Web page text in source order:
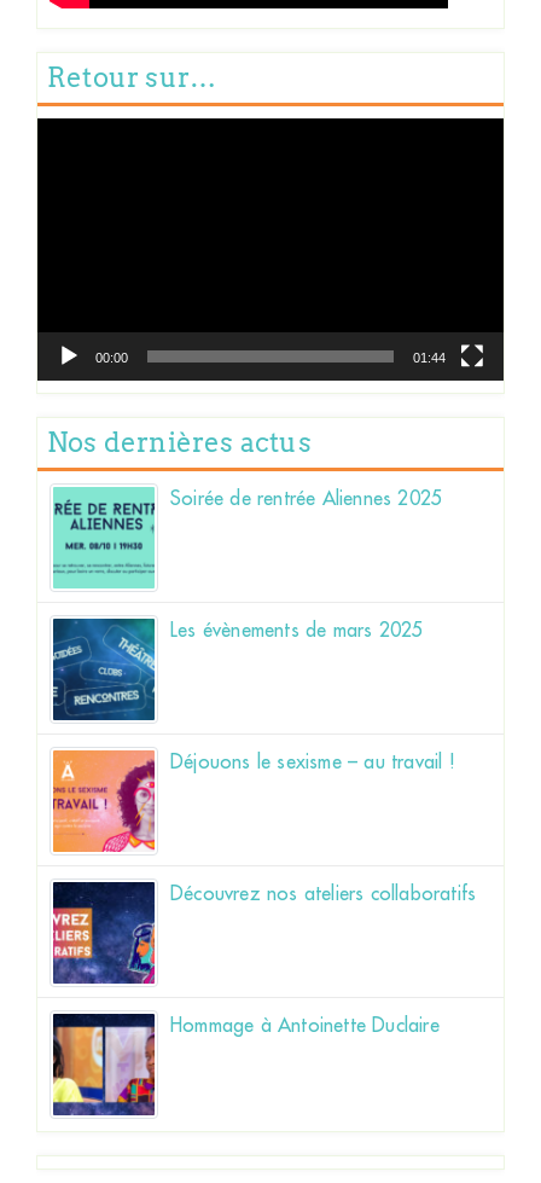
Retour sur…
00:00 01:44
Nos dernières actus
Soirée de rentrée Aliennes 2025
Les évènements de mars 2025
Déjouons le sexisme – au travail !
Découvrez nos ateliers collaboratifs
Hommage à Antoinette Duclaire